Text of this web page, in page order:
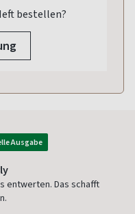
bestellen?
Ausgabe
entwerten. Das schafft